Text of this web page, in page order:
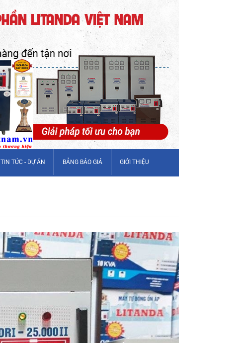
TIN TỨC - DỰ ÁN BẢNG BÁO GIÁ GIỚI THIỆU